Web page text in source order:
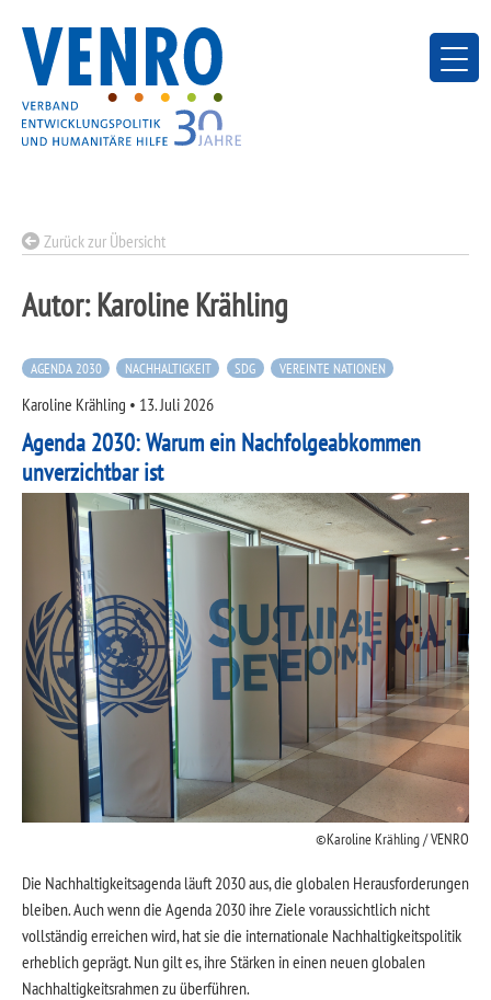
content
Zurück zur Übersicht
Autor:Karoline Krähling
AGENDA 2030 NACHHALTIGKEIT SDG VEREINTE NATIONEN
Karoline Krähling • 13. Juli 2026
Agenda 2030: Warum ein Nachfolgeabkommen
unverzichtbar ist
Karoline Krähling / VENRO
Die Nachhaltigkeitsagenda läuft 2030 aus, die globalen Herausforderungen
bleiben. Auch wenn die Agenda 2030 ihre Ziele voraussichtlich nicht
vollständig erreichen wird, hat sie die internationale Nachhaltigkeitspolitik
erheblich geprägt. Nun gilt es, ihre Stärken in einen neuen globalen
Nachhaltigkeitsrahmen zu überführen.